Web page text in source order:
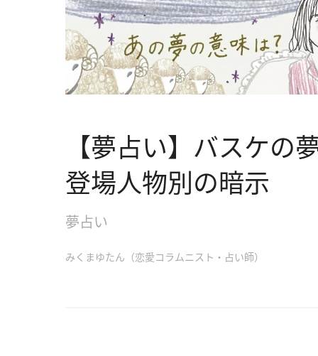
【夢占い】バスケ
登場人物別の暗示
夢占い
みくまゆたん（恋愛コラムニスト・占い師）